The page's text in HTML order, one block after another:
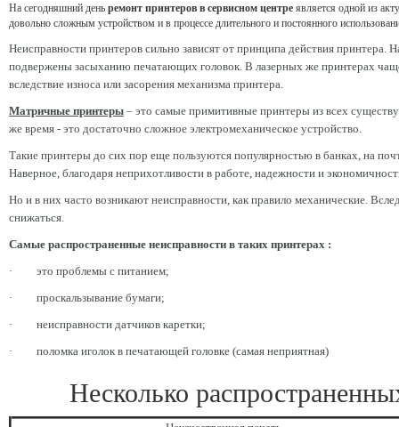
На сегодняшний день ремонт принтеров в сервисном центре является одной из
довольно сложным устройством и в процессе длительного и постоянного
Неисправности принтеров сильно зависят от принципа действия
подвержены засыханию печатающих головок. В лазерных же принтерах
вследствие износа или засорения механизма принтера.
Матричные принтеры – это самые примитивные принтеры из всех
же время - это достаточно сложное электромеханическое устройство.
Такие принтеры до сих пор еще пользуются популярностью в банках, на
Наверное, благодаря неприхотливости в работе, надежности и
Но и в них часто возникают неисправности, как правило механические.
снижаться.
Самые распространенные неисправности в таких принтерах :
· это проблемы с питанием;
· проскальзывание бумаги;
· неисправности датчиков каретки;
· поломка иголок в печатающей головке (самая неприятная)
Несколько